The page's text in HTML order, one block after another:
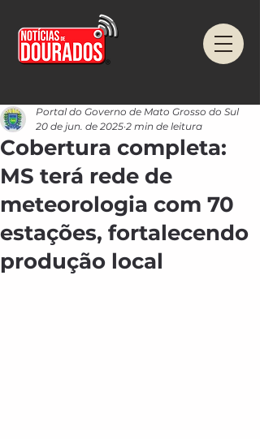
Cobertura completa:
MS terá rede de
meteorologia com 70
estações, fortalecendo
produção local
Portal do Governo de Mato Grosso do Sul
20 de jun. de 2025 2 min de leitura